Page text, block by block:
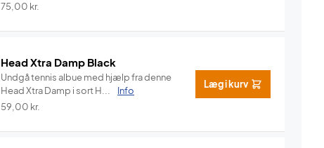
75,00 kr.
Head Xtra Damp Black
Undgå tennis albue med hjælp fra denne
Head Xtra Damp i sort H...
Info
59,00 kr.
Læg i kurv